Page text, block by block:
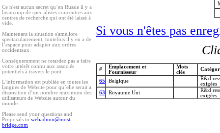
Ce n'est aucun secret qu’en Russie il y a
beaucoup de specialistes concentres aux
centres de recherche qui ont été laissé à
vide.
Maintenant la situation s'améliore
spectaculairement, toutefois il y en a de
l’espace pour adapter aux ordres
occidentaux.
Conséquemment ne retardez pas a faire
votre intérêt connu aux associés
potentiels à travers le pont.
L'information est publiée en toutes les
langues de Website pour qu’elle serait a
disposition d’un nombre maximum des
utilisateurs de Website autour du
monde.
Please send your questions and
Proposals to webadmin@most-
bridge.com
Si vous n'êtes pas
#
Emplacement et
Fournisseur
Mots
clés
65 Belgique
R&d
exigées
63
Royaume Uni
R&d
exigées